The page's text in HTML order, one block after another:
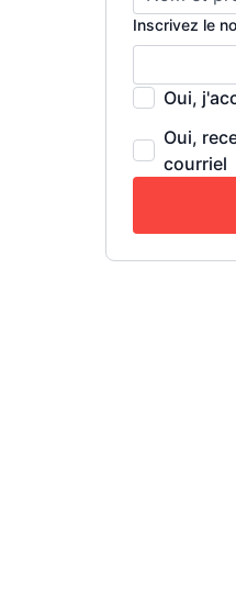
Inscrivez le
Oui,
Oui,
courriel